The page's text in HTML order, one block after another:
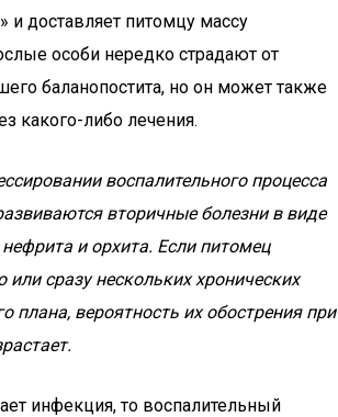
и доставляет питомцу массу
особи нередко страдают от
баланопостита, но он может также
какого-либо лечения.
воспалительного процесса
вторичные болезни в виде
нефрита и орхита. Если питомец
или сразу нескольких хронических
плана, вероятность их обострения при
инфекция, то воспалительный